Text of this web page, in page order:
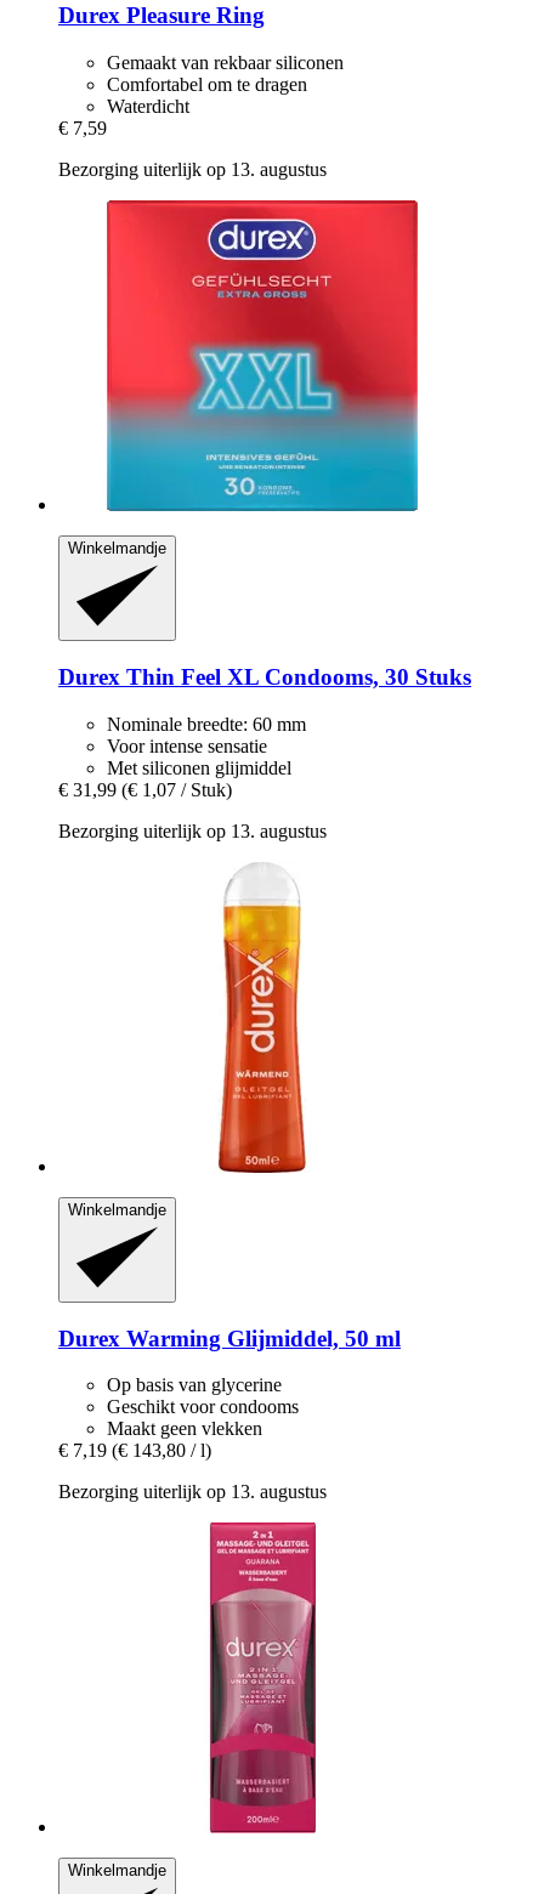
Durex Pleasure Ring
Gemaakt van rekbaar siliconen
Comfortabel om te dragen
Waterdicht
€ 7,59
Bezorging uiterlijk op 13. augustus
Winkelmandje
Durex Thin Feel XL Condooms, 30 Stuks
Nominale breedte: 60 mm
Voor intense sensatie
Met siliconen glijmiddel
€ 31,99 (€ 1,07 / Stuk)
Bezorging uiterlijk op 13. augustus
Winkelmandje
Durex Warming Glijmiddel, 50 ml
Op basis van glycerine
Geschikt voor condooms
Maakt geen vlekken
€ 7,19 (€ 143,80 / l)
Bezorging uiterlijk op 13. augustus
Winkelmandje